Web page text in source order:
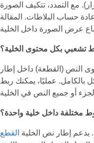
مع التمدد، تتكيف الصورة
حساب البلاطات. المقالة
تشعبي بكل محتوى الخلية؟
النص (القطعة) داخل إطار
عمليًا، يمكنك ربط
مختلفة داخل خلية واحدة؟
يدعم إطار نص الخلية القطع